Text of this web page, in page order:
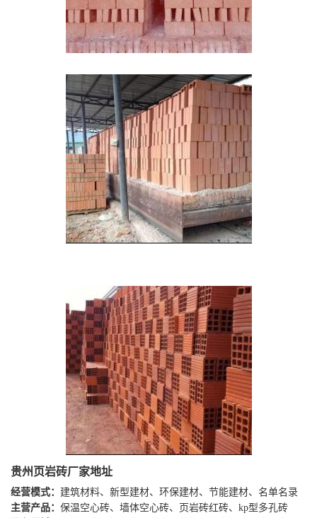
贵州页岩砖厂家地址
经营模式： 建筑材料、新型建材、环保建材、节能建材、名单名录
主营产品： 保温空心砖、墙体空心砖、页岩砖红砖、kp型多孔砖